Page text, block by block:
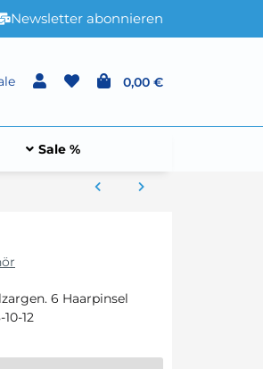
Newsletter abonnieren
0,00 €
Sale %
6 Haarpinsel
12